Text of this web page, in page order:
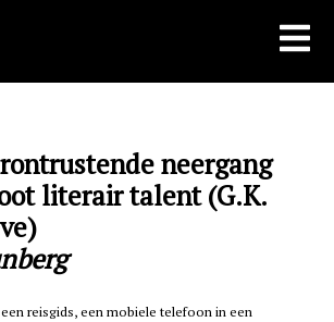
neergang
literair talent (G.K.
reisgids, een mobiele telefoon in een